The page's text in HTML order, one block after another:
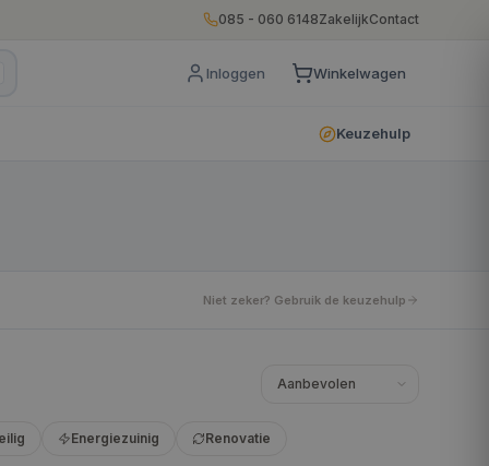
085 - 060 6148ZakelijkContact
Inloggen Winkelwagen
Keuzehulp
Niet zeker? Gebruik de keuzehulp
Energiezuinig Renovatie